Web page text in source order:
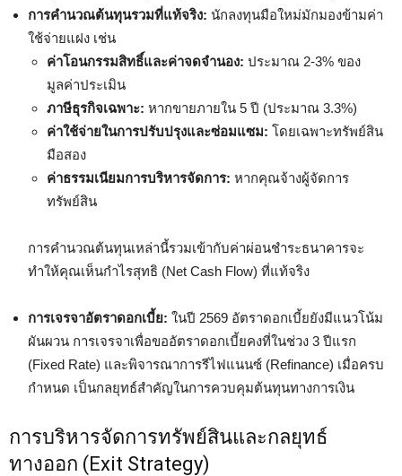
การคำนวณต้นทุนรวมที่แท้จริง: นักลงทุนมือใหม่มักมองข้ามค่า
ใช้จ่ายแฝง เช่น
ค่าโอนกรรมสิทธิ์และค่าจดจำนอง: ประมาณ 2-3% ของ
มูลค่าประเมิน
ภาษีธุรกิจเฉพาะ: หากขายภายใน 5 ปี (ประมาณ 3.3%)
ค่าใช้จ่ายในการปรับปรุงและซ่อมแซม: โดยเฉพาะทรัพย์สิน
มือสอง
ค่าธรรมเนียมการบริหารจัดการ: หากคุณจ้างผู้จัดการ
ทรัพย์สิน
การคำนวณต้นทุนเหล่านี้รวมเข้ากับค่าผ่อนชำระธนาคารจะ
ทำให้คุณเห็นกำไรสุทธิ (Net Cash Flow) ที่แท้จริง
การเจรจาอัตราดอกเบี้ย: ในปี 2569 อัตราดอกเบี้ยยังมีแนวโน้ม
ผันผวน การเจรจาเพื่อขออัตราดอกเบี้ยคงที่ในช่วง 3 ปีแรก
(Fixed Rate) และพิจารณาการรีไฟแนนซ์ (Refinance) เมื่อครบ
กำหนด เป็นกลยุทธ์สำคัญในการควบคุมต้นทุนทางการเงิน
การบริหารจัดการทรัพย์สินและกลยุทธ์
ทางออก (Exit Strategy)